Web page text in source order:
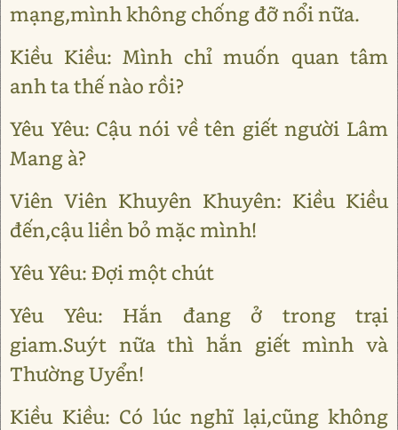
mạng,mình không chống đỡ nổi nữa.
Kiều Kiều: Mình chỉ muốn quan tâm
anh ta thế nào rồi?
Yêu Yêu: Cậu nói về tên giết người Lâm
Mang à?
Viên Viên Khuyên Khuyên: Kiều Kiều
đến,cậu liền bỏ mặc mình!
Yêu Yêu: Đợi một chút
Yêu Yêu: Hắn đang ở trong trại
giam.Suýt nữa thì hắn giết mình và
Thường Uyển!
Kiều Kiều: Có lúc nghĩ lại,cũng không